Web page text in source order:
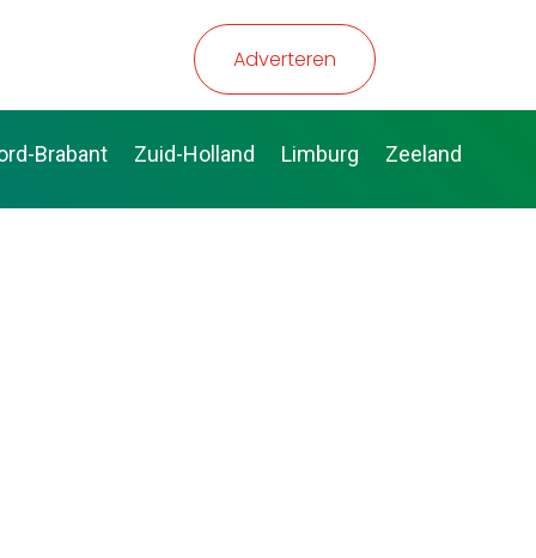
Adverteren
Brabant Zuid-Holland Limburg Zeeland